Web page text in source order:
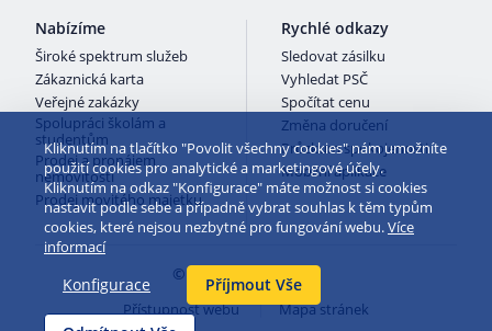
Nabízíme
Široké spektrum služeb
Zákaznická karta
Veřejné zakázky
Spolupráci školám a
studentům
Prodej a pronájem
nemovitostí
Prodej movitého majetku
Rychlé odkazy
Sledovat zásilku
Vyhledat PSČ
Spočítat cenu
Změna doručení
Průzkum spokojenosti
Mobilní aplikace
© 2026 Česká pošta
Přístupnost webu Mapa stránek
Kliknutím na tlačítko "Povolit všechny cookies" nám umožníte
použití cookies pro analytické a marketingové účely.
Kliknutím na odkaz "Konfigurace" máte možnost si cookies
nastavit podle sebe a případně vybrat souhlas k těm typům
cookies, které nejsou nezbytné pro fungování webu.Více
informací
Konfigurace Příjmout Vše